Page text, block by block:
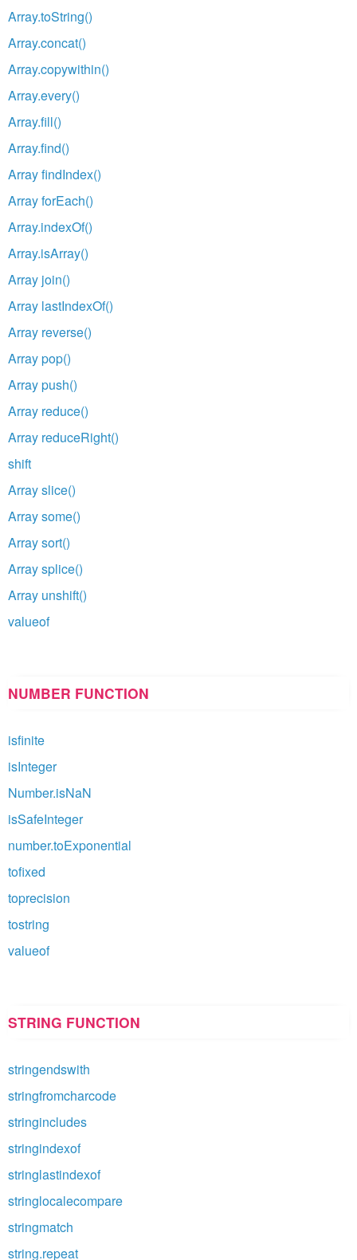
Array.toString()
Array.concat()
Array.copywithin()
Array.every()
Array.fill()
Array.find()
Array findIndex()
Array forEach()
Array.indexOf()
Array.isArray()
Array join()
Array lastIndexOf()
Array reverse()
Array pop()
Array push()
Array reduce()
Array reduceRight()
shift
Array slice()
Array some()
Array sort()
Array splice()
Array unshift()
valueof
NUMBER FUNCTION
isfinite
isInteger
Number.isNaN
isSafeInteger
number.toExponential
tofixed
toprecision
tostring
valueof
STRING FUNCTION
stringendswith
stringfromcharcode
stringincludes
stringindexof
stringlastindexof
stringlocalecompare
stringmatch
string.repeat